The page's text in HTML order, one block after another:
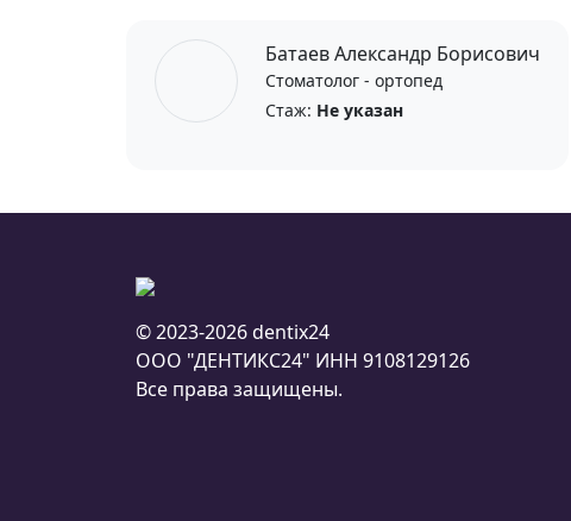
Батаев Александр Борисович
Стоматолог - ортопед
Стаж: Не указан
© 2023-2026 dentix24
ООО "ДЕНТИКС24" ИНН 9108129126
Все права защищены.